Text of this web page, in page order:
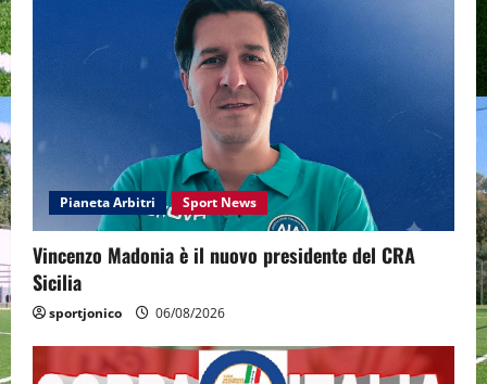
Pianeta Arbitri Sport News
Vincenzo Madonia è il nuovo presidente del CRA
Sicilia
sportjonico 06/08/2026